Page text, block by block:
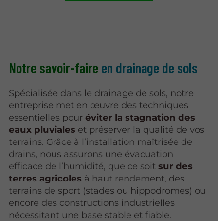
Notre savoir-faire en drainage de sols
Spécialisée dans le drainage de sols, notre
entreprise met en œuvre des techniques
essentielles pouréviter la stagnation des
eaux pluviales et préserver la qualité de vos
terrains. Grâce à l’installation maîtrisée de
drains, nous assurons une évacuation
efficace de l’humidité, que ce soitsur des
terres agricoles à haut rendement, des
terrains de sport (stades ou hippodromes) ou
encore des constructions industrielles
nécessitant une base stable et fiable.